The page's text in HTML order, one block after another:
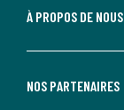
À PROPOS DE NOUS
NOS PARTENAIRES